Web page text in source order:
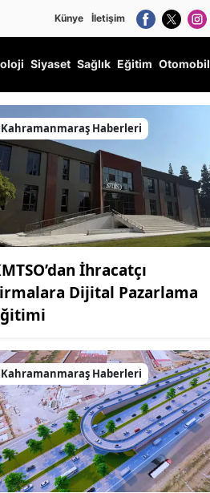
Künye İletişim
Siyaset Sağlık Eğitim Otomobil
Büyülüyor
Kahramanmaraş Haberleri
İhracatçı
Dijital Pazarlama
Kahramanmaraş Haberleri